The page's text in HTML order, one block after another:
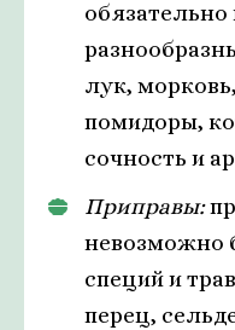
обязательно
лук,
помидоры,
сочность и
Приправы:
невозможно
специй и
перец,